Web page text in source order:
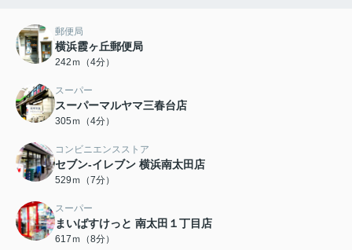
郵便局
横浜霞ヶ丘郵便局
242ｍ（4分）
スーパー
スーパーマルヤマ三春台店
305ｍ（4分）
コンビニエンスストア
セブン‐イレブン 横浜南太田店
529ｍ（7分）
スーパー
まいばすけっと 南太田１丁目店
617ｍ（8分）